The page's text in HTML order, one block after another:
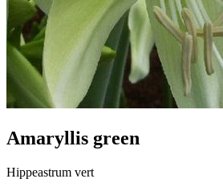
Amaryllis green
Hippeastrum vert